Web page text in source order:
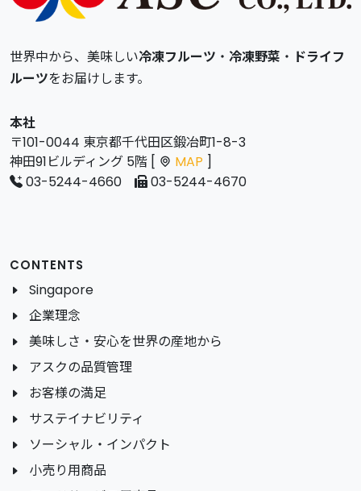
世界中から、美味しい冷凍フルーツ ・ 冷凍野菜 ・ ドライフ
ルーツをお届けします。
本社
〒101-0044 東京都千代田区鍛冶町1-8-3
神田91ビルディング 5階 [
MAP ]
03-5244-4660
03-5244-4670
CONTENTS
Singapore
企業理念
美味しさ・安心を世界の産地から
アスクの品質管理
お客様の満足
サステイナビリティ
ソーシャル・インパクト
小売り用商品